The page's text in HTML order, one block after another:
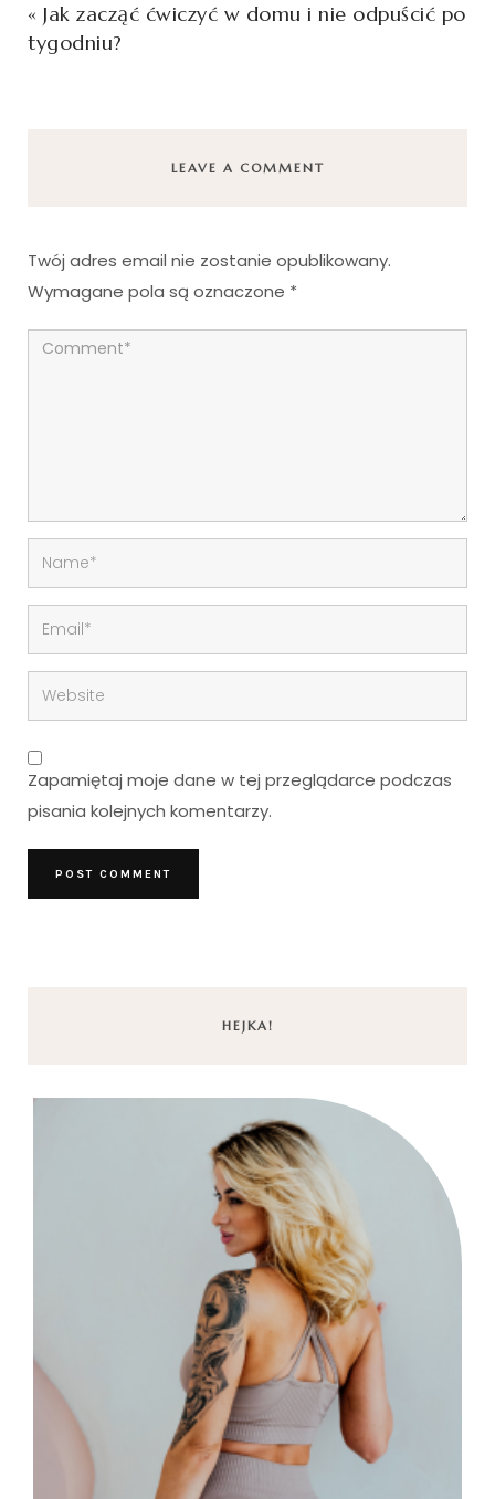
« Jak zacząć ćwiczyć w domu i nie odpuścić po
tygodniu?
LEAVE A COMMENT
Twój adres email nie zostanie opublikowany.
Wymagane pola są oznaczone *
Zapamiętaj moje dane w tej przeglądarce podczas
pisania kolejnych komentarzy.
HEJKA!